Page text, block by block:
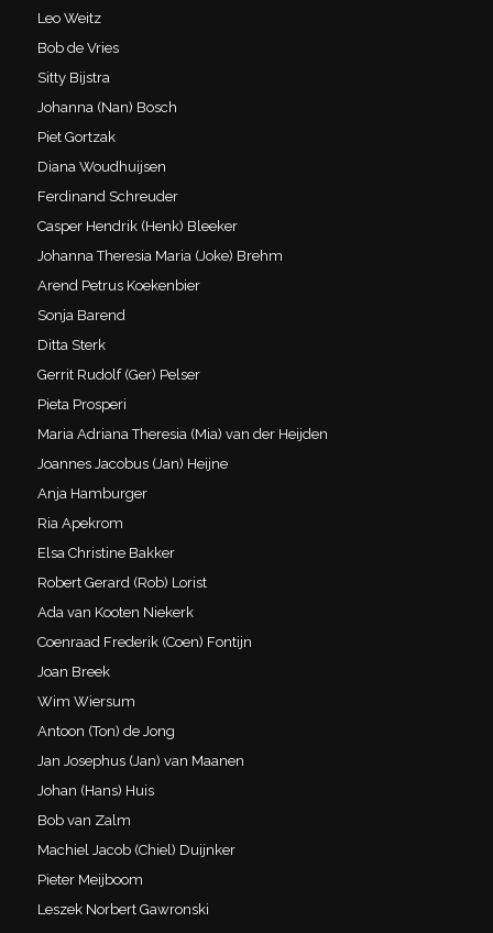
Leo Weitz
Bob de Vries
Sitty Bijstra
Johanna (Nan) Bosch
Piet Gortzak
Diana Woudhuijsen
Ferdinand Schreuder
Casper Hendrik (Henk) Bleeker
Johanna Theresia Maria (Joke) Brehm
Arend Petrus Koekenbier
Sonja Barend
Ditta Sterk
Gerrit Rudolf (Ger) Pelser
Pieta Prosperi
Maria Adriana Theresia (Mia) van der Heijden
Joannes Jacobus (Jan) Heijne
Anja Hamburger
Ria Apekrom
Elsa Christine Bakker
Robert Gerard (Rob) Lorist
Ada van Kooten Niekerk
Coenraad Frederik (Coen) Fontijn
Joan Breek
Wim Wiersum
Antoon (Ton) de Jong
Jan Josephus (Jan) van Maanen
Johan (Hans) Huis
Bob van Zalm
Machiel Jacob (Chiel) Duijnker
Pieter Meijboom
Leszek Norbert Gawronski